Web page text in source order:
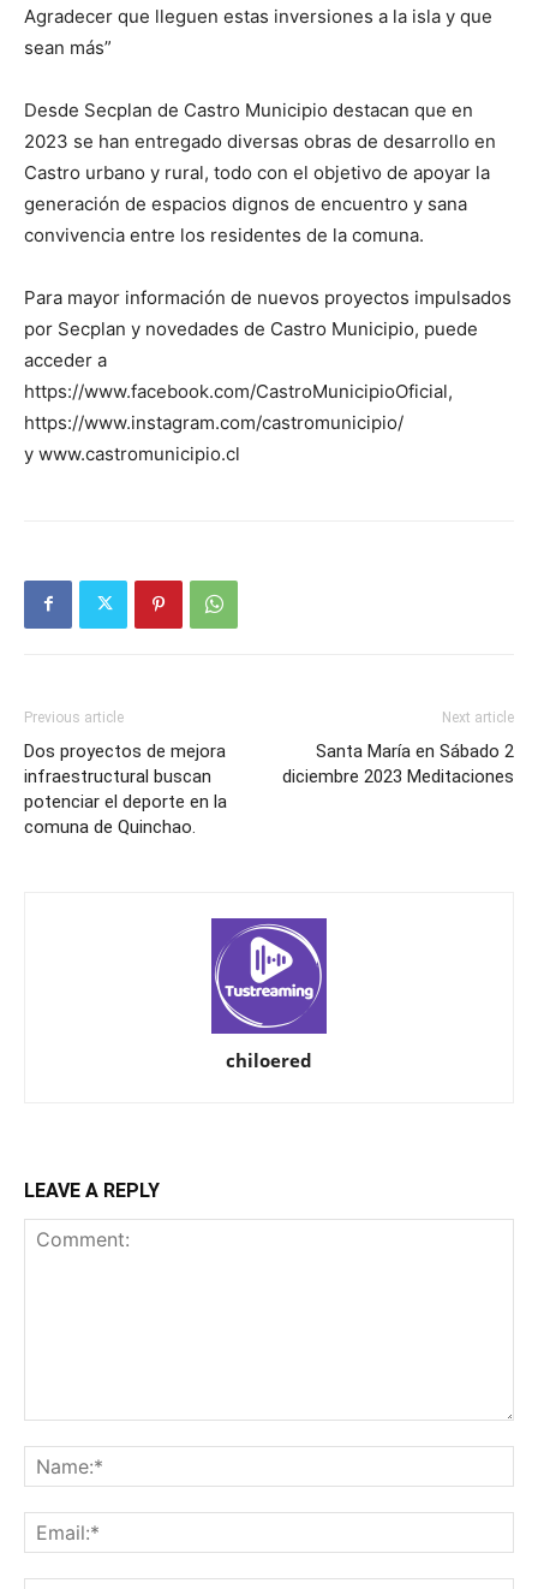
Agradecer que lleguen estas inversiones a la isla y que
sean más”
Desde Secplan de Castro Municipio destacan que en
2023 se han entregado diversas obras de desarrollo en
Castro urbano y rural, todo con el objetivo de apoyar la
generación de espacios dignos de encuentro y sana
convivencia entre los residentes de la comuna.
Para mayor información de nuevos proyectos impulsados
por Secplan y novedades de Castro Municipio, puede
acceder a
https://www.facebook.com/CastroMunicipioOficial,
https://www.instagram.com/castromunicipio/
y www.castromunicipio.cl
Previous article
Dos proyectos de mejora
infraestructural buscan
potenciar el deporte en la
comuna de Quinchao.
Next article
Santa María en Sábado 2
diciembre 2023 Meditaciones
chiloered
LEAVE A REPLY